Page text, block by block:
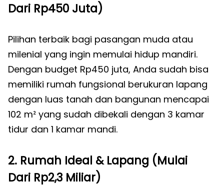
Dari Rp450 Juta)
Pilihan terbaik bagi pasangan muda atau
milenial yang ingin memulai hidup mandiri.
Dengan budget Rp450 juta, Anda sudah bisa
memiliki rumah fungsional berukuran lapang
dengan luas tanah dan bangunan mencapai
102 m² yang sudah dibekali dengan 3 kamar
tidur dan 1 kamar mandi.
2. Rumah Ideal & Lapang (Mulai
Dari Rp2,3 Miliar)